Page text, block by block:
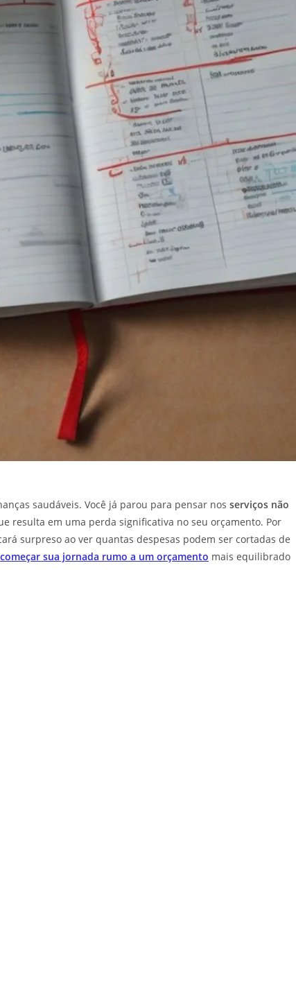
saudáveis. Você já parou para pensar nos serviços não
resulta em uma perda significativa no seu orçamento. Por
surpreso ao ver quantas despesas podem ser cortadas de
começar sua jornada rumo a um orçamento mais equilibrado